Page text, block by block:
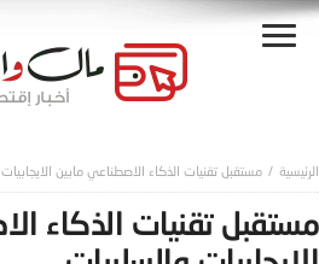
مستقبل تقنيات الذكاء الاصطناعي مابين
مستقبل تقنيات الذكاء